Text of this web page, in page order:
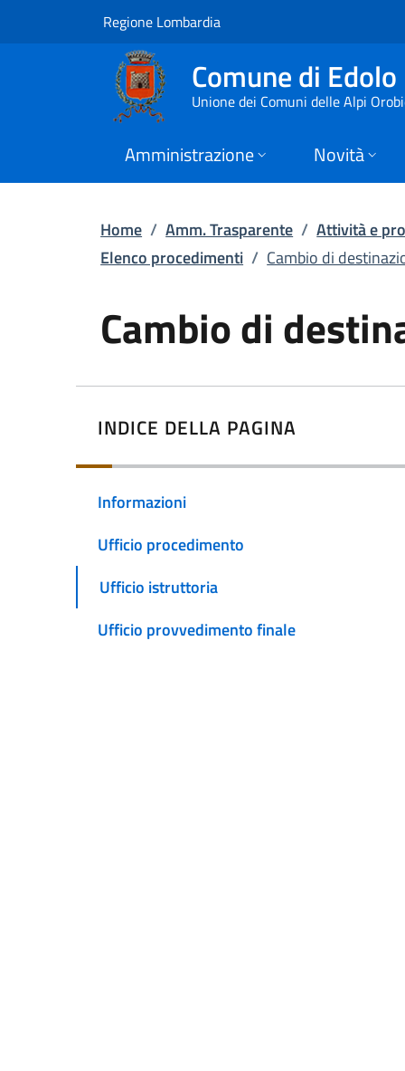
Vai al contenuto principale
Cambio di
Regione Lombardia
Comune di Edolo
Unione dei Comuni delle Alpi
Amministrazione Novità
Home / Amm. Trasparente / Attività e
Elenco procedimenti / Cambio di
Cambio di
INDICE DELLA PAGINA
Informazioni
Ufficio procedimento
Ufficio istruttoria
Ufficio provvedimento finale